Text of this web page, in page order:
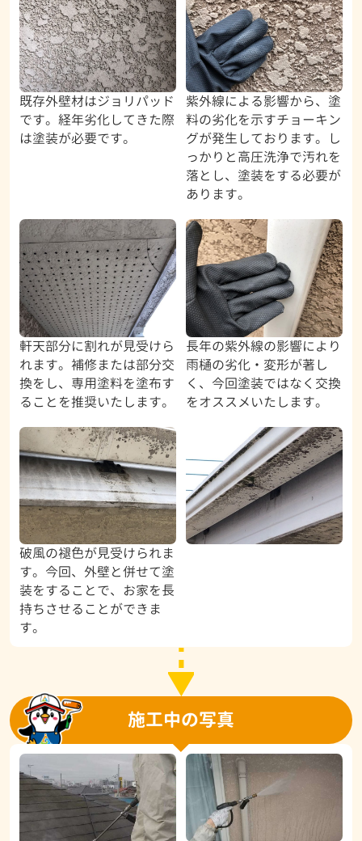
既存外壁材はジョリパッド
です。経年劣化してきた際
は塗装が必要です。
紫外線による影響から、塗
料の劣化を示すチョーキン
グが発生しております。し
っかりと高圧洗浄で汚れを
落とし、塗装をする必要が
あります。
軒天部分に割れが見受けら
れます。補修または部分交
換をし、専用塗料を塗布す
ることを推奨いたします。
長年の紫外線の影響により
雨樋の劣化・変形が著し
く、今回塗装ではなく交換
をオススメいたします。
破風の褪色が見受けられま
す。今回、外壁と併せて塗
装をすることで、お家を長
持ちさせることができま
す。
施工中の写真